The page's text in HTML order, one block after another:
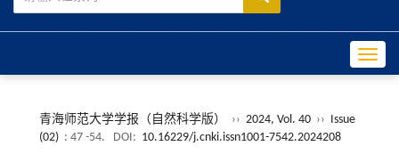
青海师范大学学报（自然科学版） ›› 2024, Vol. 40 ››
Issue
(02) : 47 -54. DOI: 10.16229/j.cnki.issn1001-7542.2024208